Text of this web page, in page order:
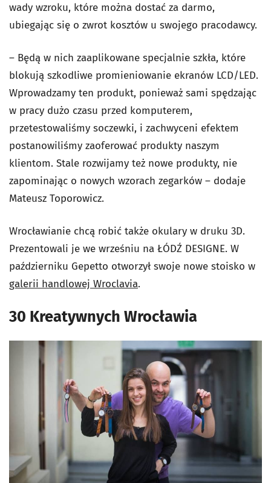
wady wzroku, które można dostać za darmo,
ubiegając się o zwrot kosztów u swojego pracodawcy.
– Będą w nich zaaplikowane specjalnie szkła, które
blokują szkodliwe promieniowanie ekranów LCD/LED.
Wprowadzamy ten produkt, ponieważ sami spędzając
w pracy dużo czasu przed komputerem,
przetestowaliśmy soczewki, i zachwyceni efektem
postanowiliśmy zaoferować produkty naszym
klientom. Stale rozwijamy też nowe produkty, nie
zapominając o nowych wzorach zegarków – dodaje
Mateusz Toporowicz.
Wrocławianie chcą robić także okulary w druku 3D.
Prezentowali je we wrześniu na ŁÓDŹ DESIGNE. W
październiku Gepetto otworzył swoje nowe stoisko w
galerii handlowej Wroclavia.
30 Kreatywnych Wrocławia